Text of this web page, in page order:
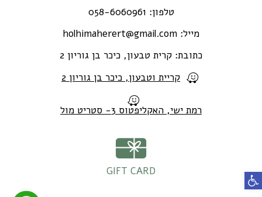
פתח סרגל נגישות
טלפון: 058-6060961
מייל: holhimaherert@gmail.com
כתובת: קרית טבעון, כיכר בן גוריון 2
קריית וטבעון, כיכר בן גוריון 2
רמת ישי, האקליפטוס 3- סטריט מול
GIFT CARD